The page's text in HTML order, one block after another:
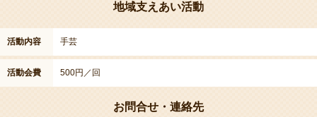
地域支えあい活動
活動内容 手芸
活動会費 500円／回
お問合せ・連絡先